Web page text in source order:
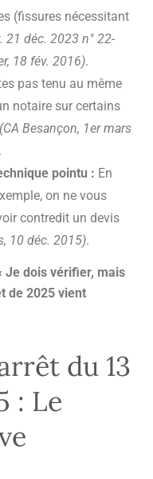
(fissures nécessitant
21 déc. 2023 n° 22-
18 fév. 2016).
pas tenu au même
notaire sur certains
(CA Besançon, 1er mars
pointu : En
on ne vous
contredit un devis
10 déc. 2015).
Je dois vérifier, mais
de 2025 vient
du 13
: Le